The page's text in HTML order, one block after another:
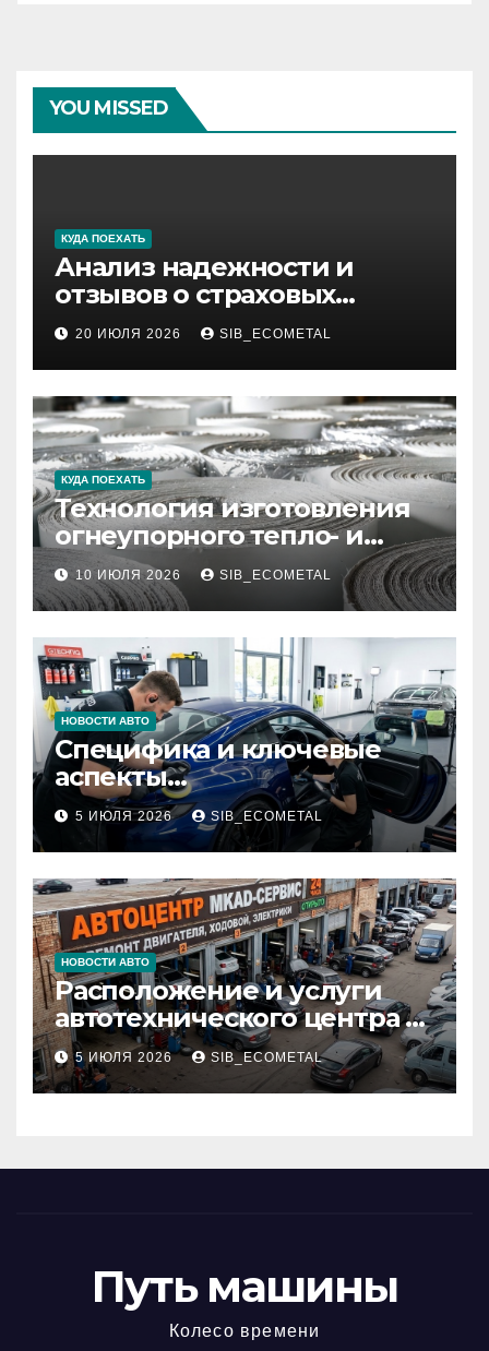
YOU MISSED
КУДА ПОЕХАТЬ
Анализ надежности и
отзывов о страховых
компаниях по итогам 2026
года
20 ИЮЛЯ 2026 SIB_ECOMETAL
КУДА ПОЕХАТЬ
Технология изготовления
огнеупорного тепло- и
звукоизоляционного
картона МКРК-500 из
муллитокремнеземистого
волокна
10 ИЮЛЯ 2026 SIB_ECOMETAL
НОВОСТИ АВТО
Специфика и ключевые
аспекты
профессионального
детейлинга кузова и
салона
5 ИЮЛЯ 2026 SIB_ECOMETAL
НОВОСТИ АВТО
Расположение и услуги
автотехнического центра в
районе 84-го километра
МКАД
5 ИЮЛЯ 2026 SIB_ECOMETAL
Путь машины
Колесо времени